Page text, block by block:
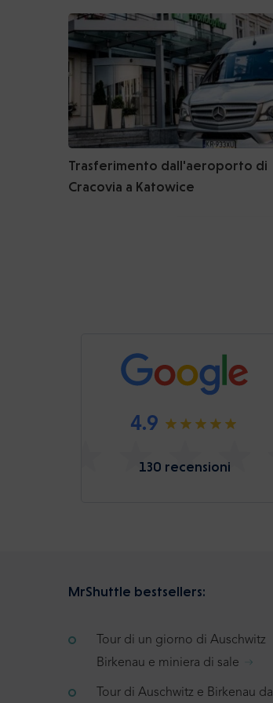
Trasferimento dall'aeroporto di
Cracovia a Katowice
4.9
130 recensioni
MrShuttle bestsellers:
Tour di un giorno di Auschwitz
Birkenau e miniera di sale
Tour di Auschwitz e Birkenau da